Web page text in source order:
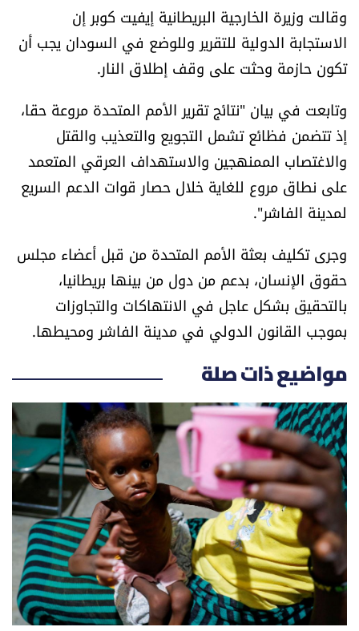
وقالت وزيرة الخارجية البريطانية إيفيت كوبر إن
الاستجابة الدولية للتقرير وللوضع في السودان يجب أن
تكون حازمة وحثت على وقف إطلاق النار.
وتابعت في بيان "نتائج تقرير الأمم المتحدة مروعة حقا،
إذ تتضمن فظائع تشمل التجويع والتعذيب والقتل
والاغتصاب الممنهجين والاستهداف العرقي المتعمد
على نطاق مروع للغاية خلال حصار قوات الدعم السريع
لمدينة الفاشر".
وجرى تكليف بعثة الأمم المتحدة من قبل أعضاء مجلس
حقوق الإنسان، بدعم من دول من بينها بريطانيا،
بالتحقيق بشكل عاجل في الانتهاكات والتجاوزات
بموجب القانون الدولي في مدينة الفاشر ومحيطها.
مواضيع ذات صلة